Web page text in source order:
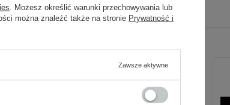
. Możesz określić warunki przechowywania lub
można znaleźć także na stronie Prywatność i
Zawsze aktywne